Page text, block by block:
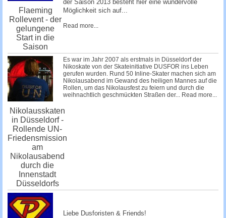
Flaeming
Rollevent - der
gelungene
Start in die
Saison
der Saison 2013 besteht hier eine wundervolle
Möglichkeit sich auf...
Read more...
Nikolausskaten
in Düsseldorf -
Rollende UN-
Friedensmission
am
Nikolausabend
durch die
Innenstadt
Düsseldorfs
Es war im Jahr 2007 als erstmals in Düsseldorf der
Nikoskate von der Skateinitiative DUSFOR ins Leben
gerufen wurden. Rund 50 Inline-Skater machen sich am
Nikolausabend im Gewand des heiligen Mannes auf die
Rollen, um das Nikolausfest zu feiern und durch die
weihnachtlich geschmückten Straßen der... Read more...
Liebe Dusforisten & Friends!